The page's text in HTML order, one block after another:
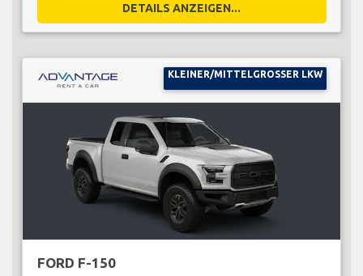
DETAILS ANZEIGEN...
KLEINER/MITTELGROSSER LKW
FORD F-150